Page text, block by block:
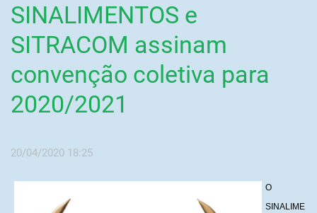
SINALIMENTOS e
SITRACOM assinam
convenção coletiva para
2020/2021
20/04/2020 18:25
O
SINALIME